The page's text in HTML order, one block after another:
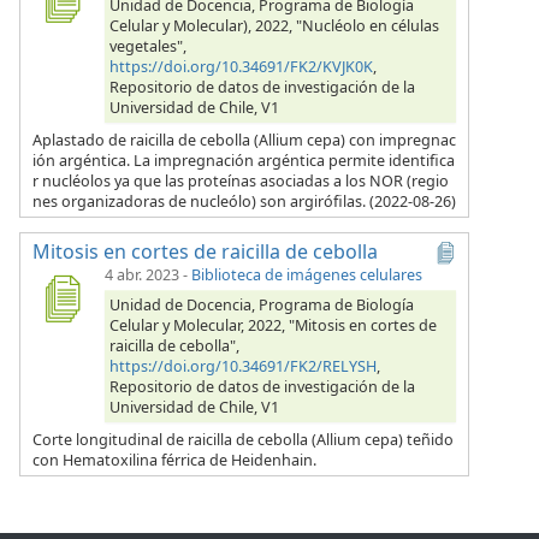
Unidad de Docencia, Programa de Biología
Celular y Molecular), 2022, "Nucléolo en células
vegetales",
https://doi.org/10.34691/FK2/KVJK0K,
Repositorio de datos de investigación de la
Universidad de Chile, V1
Aplastado de raicilla de cebolla (Allium cepa) con impregnac
ión argéntica. La impregnación argéntica permite identifica
r nucléolos ya que las proteínas asociadas a los NOR (regio
nes organizadoras de nucleólo) son argirófilas. (2022-08-26)
Mitosis en cortes de raicilla de cebolla
4 abr. 2023- Biblioteca de imágenes celulares
Unidad de Docencia, Programa de Biología
Celular y Molecular, 2022, "Mitosis en cortes de
raicilla de cebolla",
https://doi.org/10.34691/FK2/RELYSH,
Repositorio de datos de investigación de la
Universidad de Chile, V1
Corte longitudinal de raicilla de cebolla (Allium cepa) teñido
con Hematoxilina férrica de Heidenhain.